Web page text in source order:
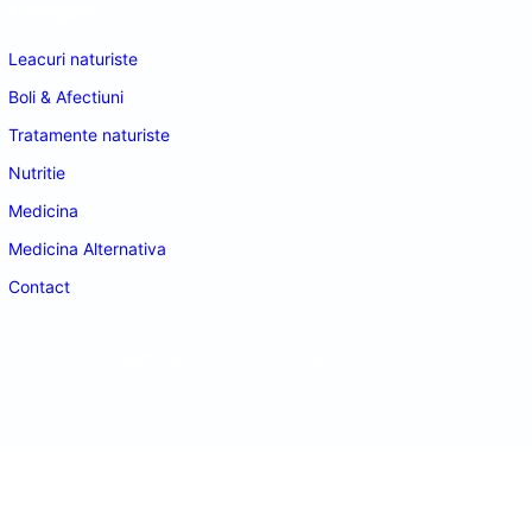
Leacuri naturiste
Boli & Afectiuni
Tratamente naturiste
Nutritie
Medicina
Medicina Alternativa
Contact